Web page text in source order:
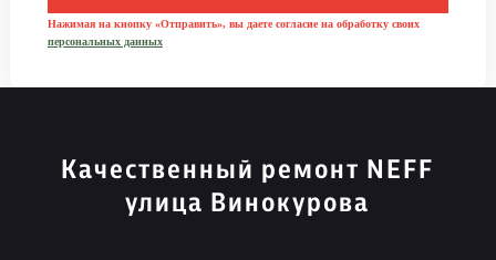
Нажимая на кнопку «Отправить», вы даете согласие на обработку своих
персональных данных
Качественный ремонт NEFF
улица Винокурова